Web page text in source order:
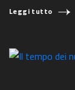
Leggi tutto